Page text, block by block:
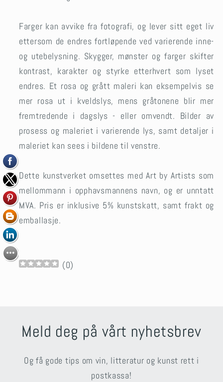
Farger kan avvike fra fotografi, og lever sitt eget liv
ettersom de endres fortløpende ved varierende inne-
og utebelysning. Skygger, mønster og farger skifter
kontrast, karakter og styrke etterhvert som lyset
endres. Et rosa og grått maleri kan eksempelvis se
mer rosa ut i kveldslys, mens gråtonene blir mer
fremtredende i dagslys - eller omvendt. Bilder av
prosess og maleriet i varierende lys, samt detaljer i
maleriet kan sees i bildene til venstre.
Dette kunstverket omsettes med Art by Artists som
mellommann i opphavsmannens navn, og er unntatt
MVA. Pris er inklusive 5% kunstskatt, samt frakt og
emballasje.
(0)
Meld deg på vårt nyhetsbrev
Og få gode tips om vin, litteratur og kunst rett i
postkassa!